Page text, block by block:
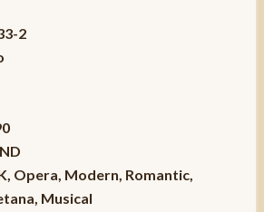
2
Opera, Modern, Romantic,
Musical